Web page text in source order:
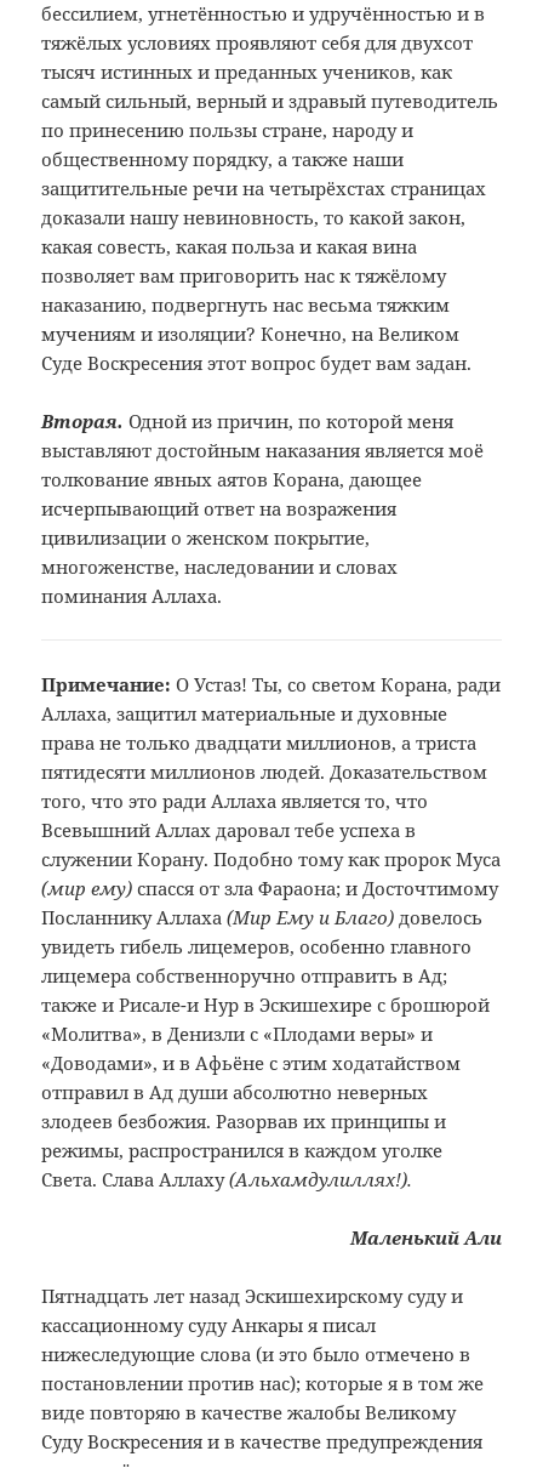
бессилием, угнетённостью и удручённостью и в
тяжёлых условиях проявляют себя для двухсот
тысяч истинных и преданных учеников, как
самый сильный, верный и здравый путеводитель
по принесению пользы стране, народу и
общественному порядку, а также наши
защитительные речи на четырёхстах страницах
доказали нашу невиновность, то какой закон,
какая совесть, какая польза и какая вина
позволяет вам приговорить нас к тяжёлому
наказанию, подвергнуть нас весьма тяжким
мучениям и изоляции? Конечно, на Великом
Суде Воскресения этот вопрос будет вам задан.
Вторая. Одной из причин, по которой меня
выставляют достойным наказания является моё
толкование явных аятов Корана, дающее
исчерпывающий ответ на возражения
цивилизации о женском покрытие,
многоженстве, наследовании и словах
поминания Аллаха.
Примечание:О Устаз! Ты, со светом Корана, ради
Аллаха, защитил материальные и духовные
права не только двадцати миллионов, атриста
пятидесяти миллионов людей.Доказательством
того, что это радиАллаха является то, что
Всевышний Аллахдаровал тебе успеха в
служении Корану.Подобно тому как пророк Муса
(мирему)спасся от зла Фараона; иДосточтимому
Посланнику Аллаха(МирЕму и Благо)довелось
увидетьгибель лицемеров, особенно главного
лицемера собственноручно отправить вАд;
также и Рисале-и Нур в Эскишехире сброшюрой
«Молитва», в Денизли с «Плодами веры» и
«Доводами»,и в Афьёне с этим ходатайством
отправилв Ад души абсолютно неверных
злодеевбезбожия. Разорвав их принципы и
режимы,распространился в каждом уголке
Света.Слава Аллаху(Альхамдулиллях!).
МаленькийАли
Пятнадцать лет назад Эскишехирскому суду и
кассационному суду Анкары я писал
нижеследующие слова (и это было отмечено в
постановлении против нас); которые я в том же
виде повторяю в качестве жалобы Великому
Суду Воскресения и в качестве предупреждения